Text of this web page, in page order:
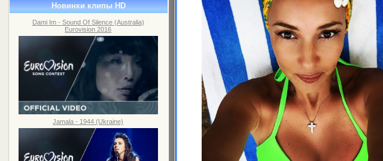
Новинки клипы HD
Dami Im - Sound Of Silence (Australia)
Eurovision 2016
Jamala - 1944 (Ukraine)